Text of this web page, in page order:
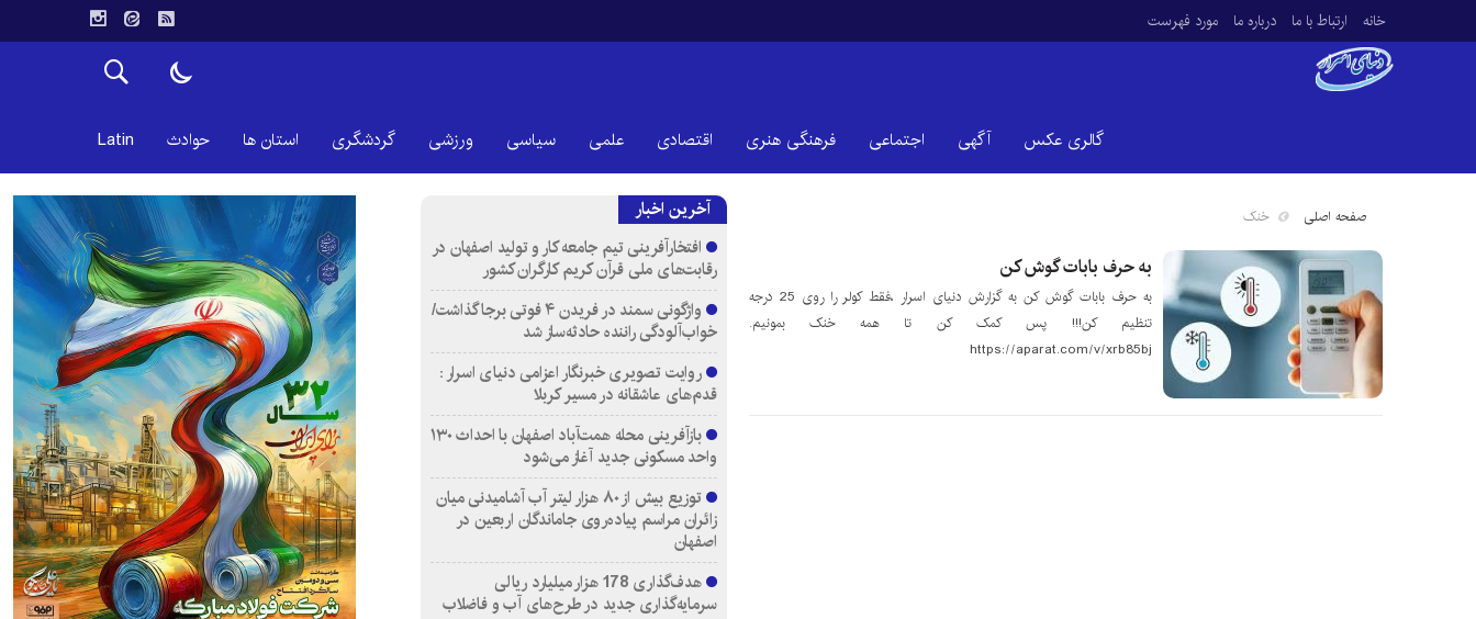
خانه ارتباط با ما درباره ما مورد فهرست
گالری عکس آگهی اجتماعی فرهنگی هنری اقتصادی علمی سیاسی ورزشی گردشگری استان ها حوادث Latin
صفحه اصلی خنک
به حرف بابات گوش کن
به حرف بابات گوش کن به گزارش دنیای اسرار ،فقط کولر را روی 25 درجه
تنظیم کن!!! پس کمک کن تا همه خنک بمونیم.
https://aparat.com/v/xrb85bj
آخرین اخبار
افتخارآفرینی تیم جامعه کار و تولید اصفهان در
رقابت‌های ملی قرآن کریم کارگران کشور
واژگونی سمند در فریدن ۴ فوتی برجا گذاشت/
خواب‌آلودگی راننده حادثه‌ساز شد
روایت تصویری خبرنگار اعزامی دنیای اسرار :
قدم‌های عاشقانه در مسیر کربلا
بازآفرینی محله همت‌آباد اصفهان با احداث ۱۳۰
واحد مسکونی جدید آغاز می‌شود
توزیع بیش از ۸۰ هزار لیتر آب آشامیدنی میان
زائران مراسم پیاده‌روی جاماندگان اربعین در
اصفهان
هدف‌گذاری 178 هزار میلیارد ریالی
سرمایه‌گذاری جدید در طرح‌های آب و فاضلاب